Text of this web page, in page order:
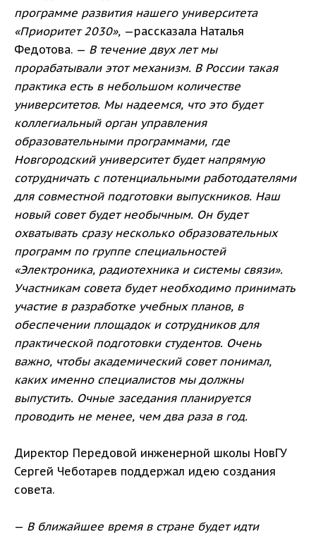
программе развития нашего университета
«Приоритет 2030», —рассказала Наталья
Федотова. — В течение двух лет мы
прорабатывали этот механизм. В России такая
практика есть в небольшом количестве
университетов. Мы надеемся, что это будет
коллегиальный орган управления
образовательными программами, где
Новгородский университет будет напрямую
сотрудничать с потенциальными работодателями
для совместной подготовки выпускников. Наш
новый совет будет необычным. Он будет
охватывать сразу несколько образовательных
программ по группе специальностей
«Электроника, радиотехника и системы связи».
Участникам совета будет необходимо принимать
участие в разработке учебных планов, в
обеспечении площадок и сотрудников для
практической подготовки студентов. Очень
важно, чтобы академический совет понимал,
каких именно специалистов мы должны
выпустить. Очные заседания планируется
проводить не менее, чем два раза в год.
Директор Передовой инженерной школы НовГУ
Сергей Чеботарев поддержал идею создания
совета.
— В ближайшее время в стране будет идти